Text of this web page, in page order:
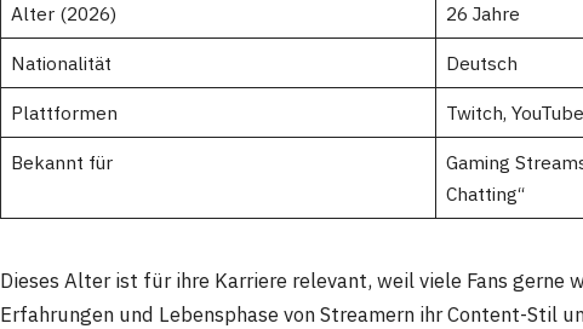
Alter (2026) 26 Jahre
Nationalität Deutsch
Plattformen Twitch,
Bekannt für
Gaming
Chatting“
Dieses Alter ist für ihre Karriere relevant, weil viele Fans gerne
Erfahrungen und Lebensphase von Streamern ihr Content-Stil